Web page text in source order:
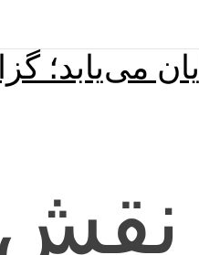
می‌یابد؛
نقش